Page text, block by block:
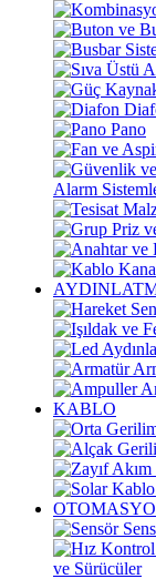
Pano
Alarm
KABLO
ve Sürücüler